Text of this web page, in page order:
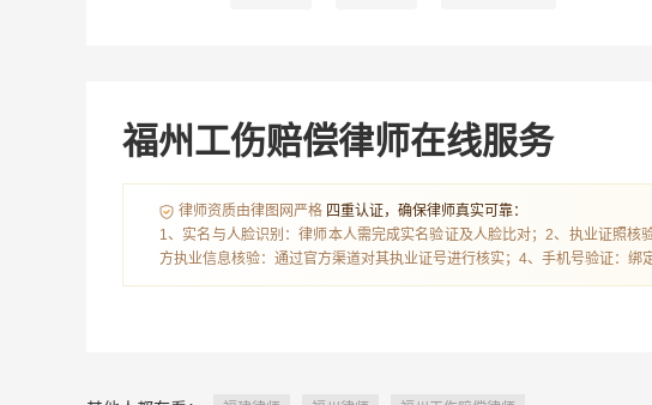
福州工伤赔偿律师在线服务
律师资质由律图网严格 四重认证，确保律师真实可靠：
1、实名与人脸识别：律师本人需完成实名验证及人脸比对；2、执业证照核
方执业信息核验：通过官方渠道对其执业证号进行核实；4、手机号验证：绑